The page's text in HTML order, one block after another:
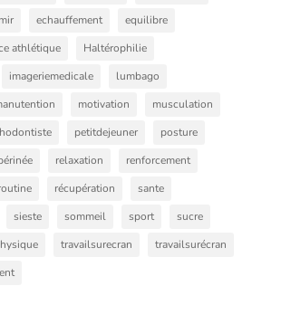
echauffement
equilibre
athlétique
Haltérophilie
imageriemedicale
lumbago
motivation
musculation
petitdejeuner
posture
relaxation
renforcement
récupération
sante
sieste sommeil sport
sucre
travailsurecran
travailsurécran